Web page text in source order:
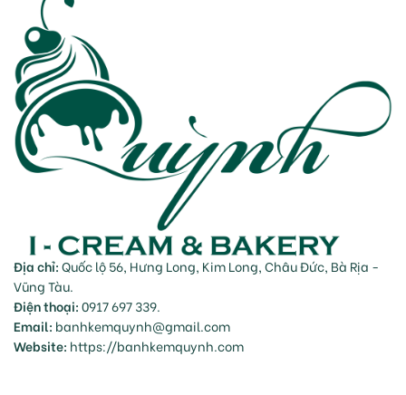
Địa chỉ:Quốc lộ 56, Hưng Long, Kim Long, Châu Đức, Bà Rịa -
Vũng Tàu.
Điện thoại:0917 697 339.
Email: banhkemquynh@gmail.com
Website: https://banhkemquynh.com